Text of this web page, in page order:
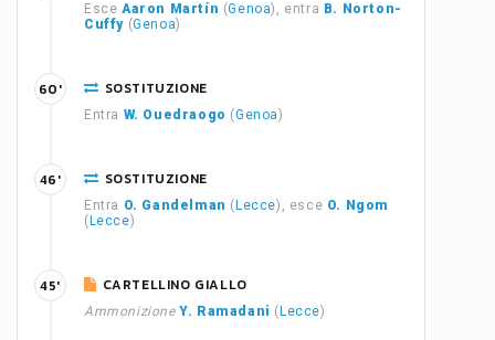
Esce Aaron Martín (Genoa), entra B. Norton-
Cuffy (Genoa)
SOSTITUZIONE
Entra W. Ouedraogo (Genoa)
60'
SOSTITUZIONE
Entra O. Gandelman ( Lecce), esce O. Ngom
( Lecce)
46'
CARTELLINO GIALLO
Ammonizione Y. Ramadani ( Lecce)
45'